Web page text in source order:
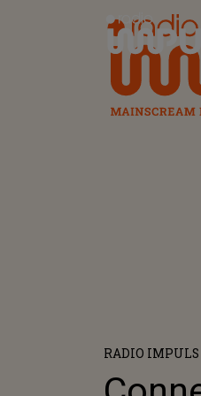
Radio Impuls
RADIO IMPULS